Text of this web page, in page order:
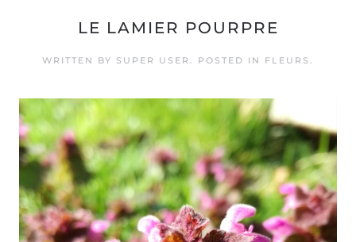
LE LAMIER POURPRE
WRITTEN BY SUPER USER. POSTED IN FLEURS .